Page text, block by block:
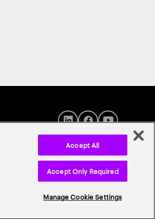
Manage Cookie Settings
Accept Only Required
Accept All